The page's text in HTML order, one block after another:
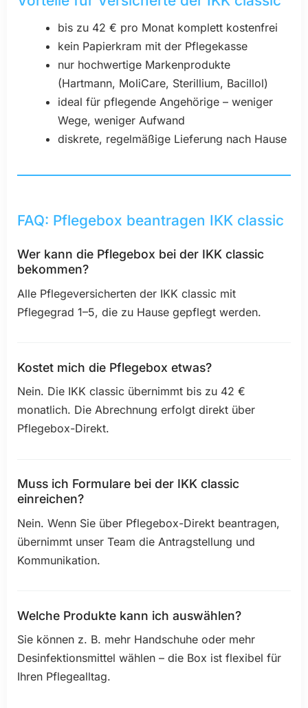
bis zu 42 € pro Monat komplett kostenfrei
kein Papierkram mit der Pflegekasse
nur hochwertige Markenprodukte
(Hartmann, MoliCare, Sterillium, Bacillol)
ideal für pflegende Angehörige – weniger
Wege, weniger Aufwand
diskrete, regelmäßige Lieferung nach Hause
FAQ: Pflegebox beantragen IKK classic
Wer kann die Pflegebox bei der IKK classic
bekommen?
Alle Pflegeversicherten der IKK classic mit
Pflegegrad 1–5, die zu Hause gepflegt werden.
Kostet mich die Pflegebox etwas?
Nein. Die IKK classic übernimmt bis zu 42 €
monatlich. Die Abrechnung erfolgt direkt über
Pflegebox-Direkt.
Muss ich Formulare bei der IKK classic
einreichen?
Nein. Wenn Sie über Pflegebox-Direkt beantragen,
übernimmt unser Team die Antragstellung und
Kommunikation.
Welche Produkte kann ich auswählen?
Sie können z. B. mehr Handschuhe oder mehr
Desinfektionsmittel wählen – die Box ist flexibel für
Ihren Pflegealltag.